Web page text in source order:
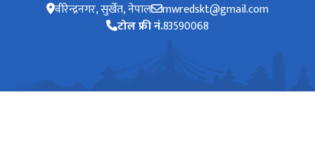
वीरेन्द्रनगर, सुर्खेत, नेपाल mwredskt@gmail.com
टोल फ्री नं.83590068